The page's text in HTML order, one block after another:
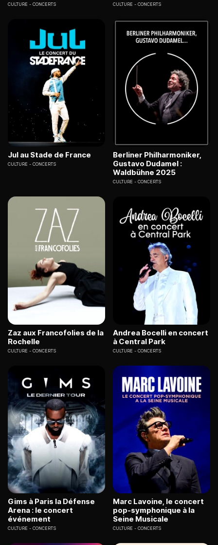
CULTURE CONCERTS CULTURE CONCERTS
Jul au Stade de France
CULTURE CONCERTS
Berliner Philharmoniker,
Gustavo Dudamel :
Waldbühne 2025
CULTURE CONCERTS
Zaz aux Francofolies de la
Rochelle
CULTURE CONCERTS
Andrea Bocelli en concert
à Central Park
CULTURE CONCERTS
Gims à Paris la Défense
Arena : le concert
événement
CULTURE CONCERTS
Marc Lavoine, le concert
pop-symphonique à la
Seine Musicale
CULTURE CONCERTS